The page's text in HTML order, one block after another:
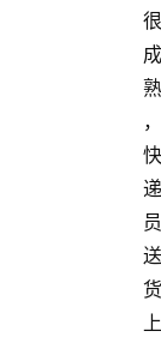
很
成
熟
，
快
递
员
送
货
上